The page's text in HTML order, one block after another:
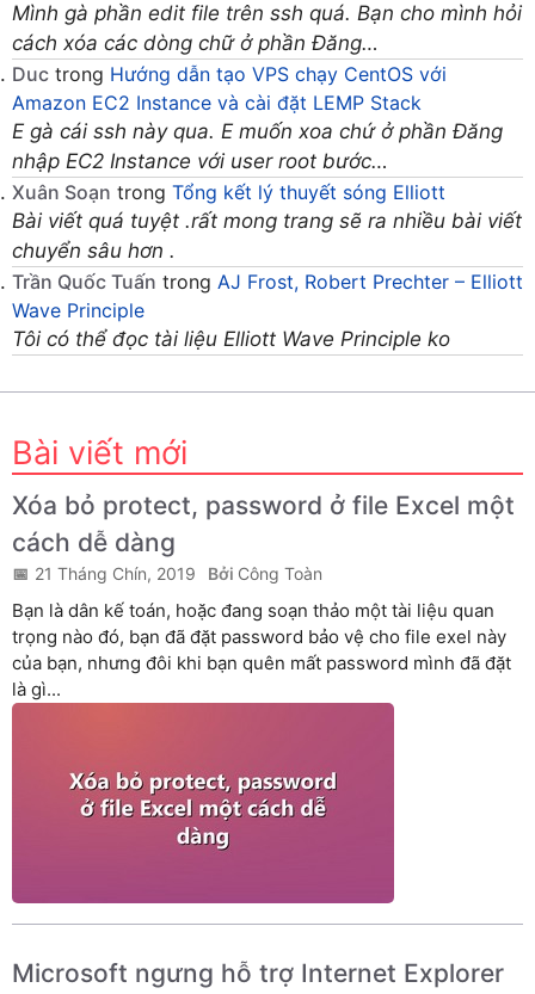
Mình gà phần edit file trên ssh quá. Bạn cho mình hỏi
cách xóa các dòng chữ ở phần Đăng…
Duc trong Hướng dẫn tạo VPS chạy CentOS với
Amazon EC2 Instance và cài đặt LEMP Stack
E gà cái ssh này qua. E muốn xoa chứ ở phần Đăng
nhập EC2 Instance với user root bước…
Xuân Soạn trong Tổng kết lý thuyết sóng Elliott
Bài viết quá tuyệt .rất mong trang sẽ ra nhiều bài viết
chuyển sâu hơn .
Trần Quốc Tuấn trong AJ Frost, Robert Prechter – Elliott
Wave Principle
Tôi có thể đọc tài liệu Elliott Wave Principle ko
Bài viết mới
Xóa bỏ protect, password ở file Excel một
cách dễ dàng
21 Tháng Chín, 2019 Công Toàn
Bạn là dân kế toán, hoặc đang soạn thảo một tài liệu quan
trọng nào đó, bạn đã đặt password bảo vệ cho file exel này
của bạn, nhưng đôi khi bạn quên mất password mình đã đặt
là gì...
Microsoft ngưng hỗ trợ Internet Explorer